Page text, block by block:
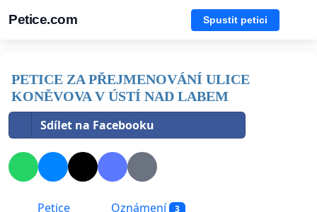
Petice.com Spustit petici
PETICE ZA PŘEJMENOVÁNÍ ULICE
KONĚVOVA V ÚSTÍ NAD LABEM
Sdílet na Facebooku
Petice Oznámení 3